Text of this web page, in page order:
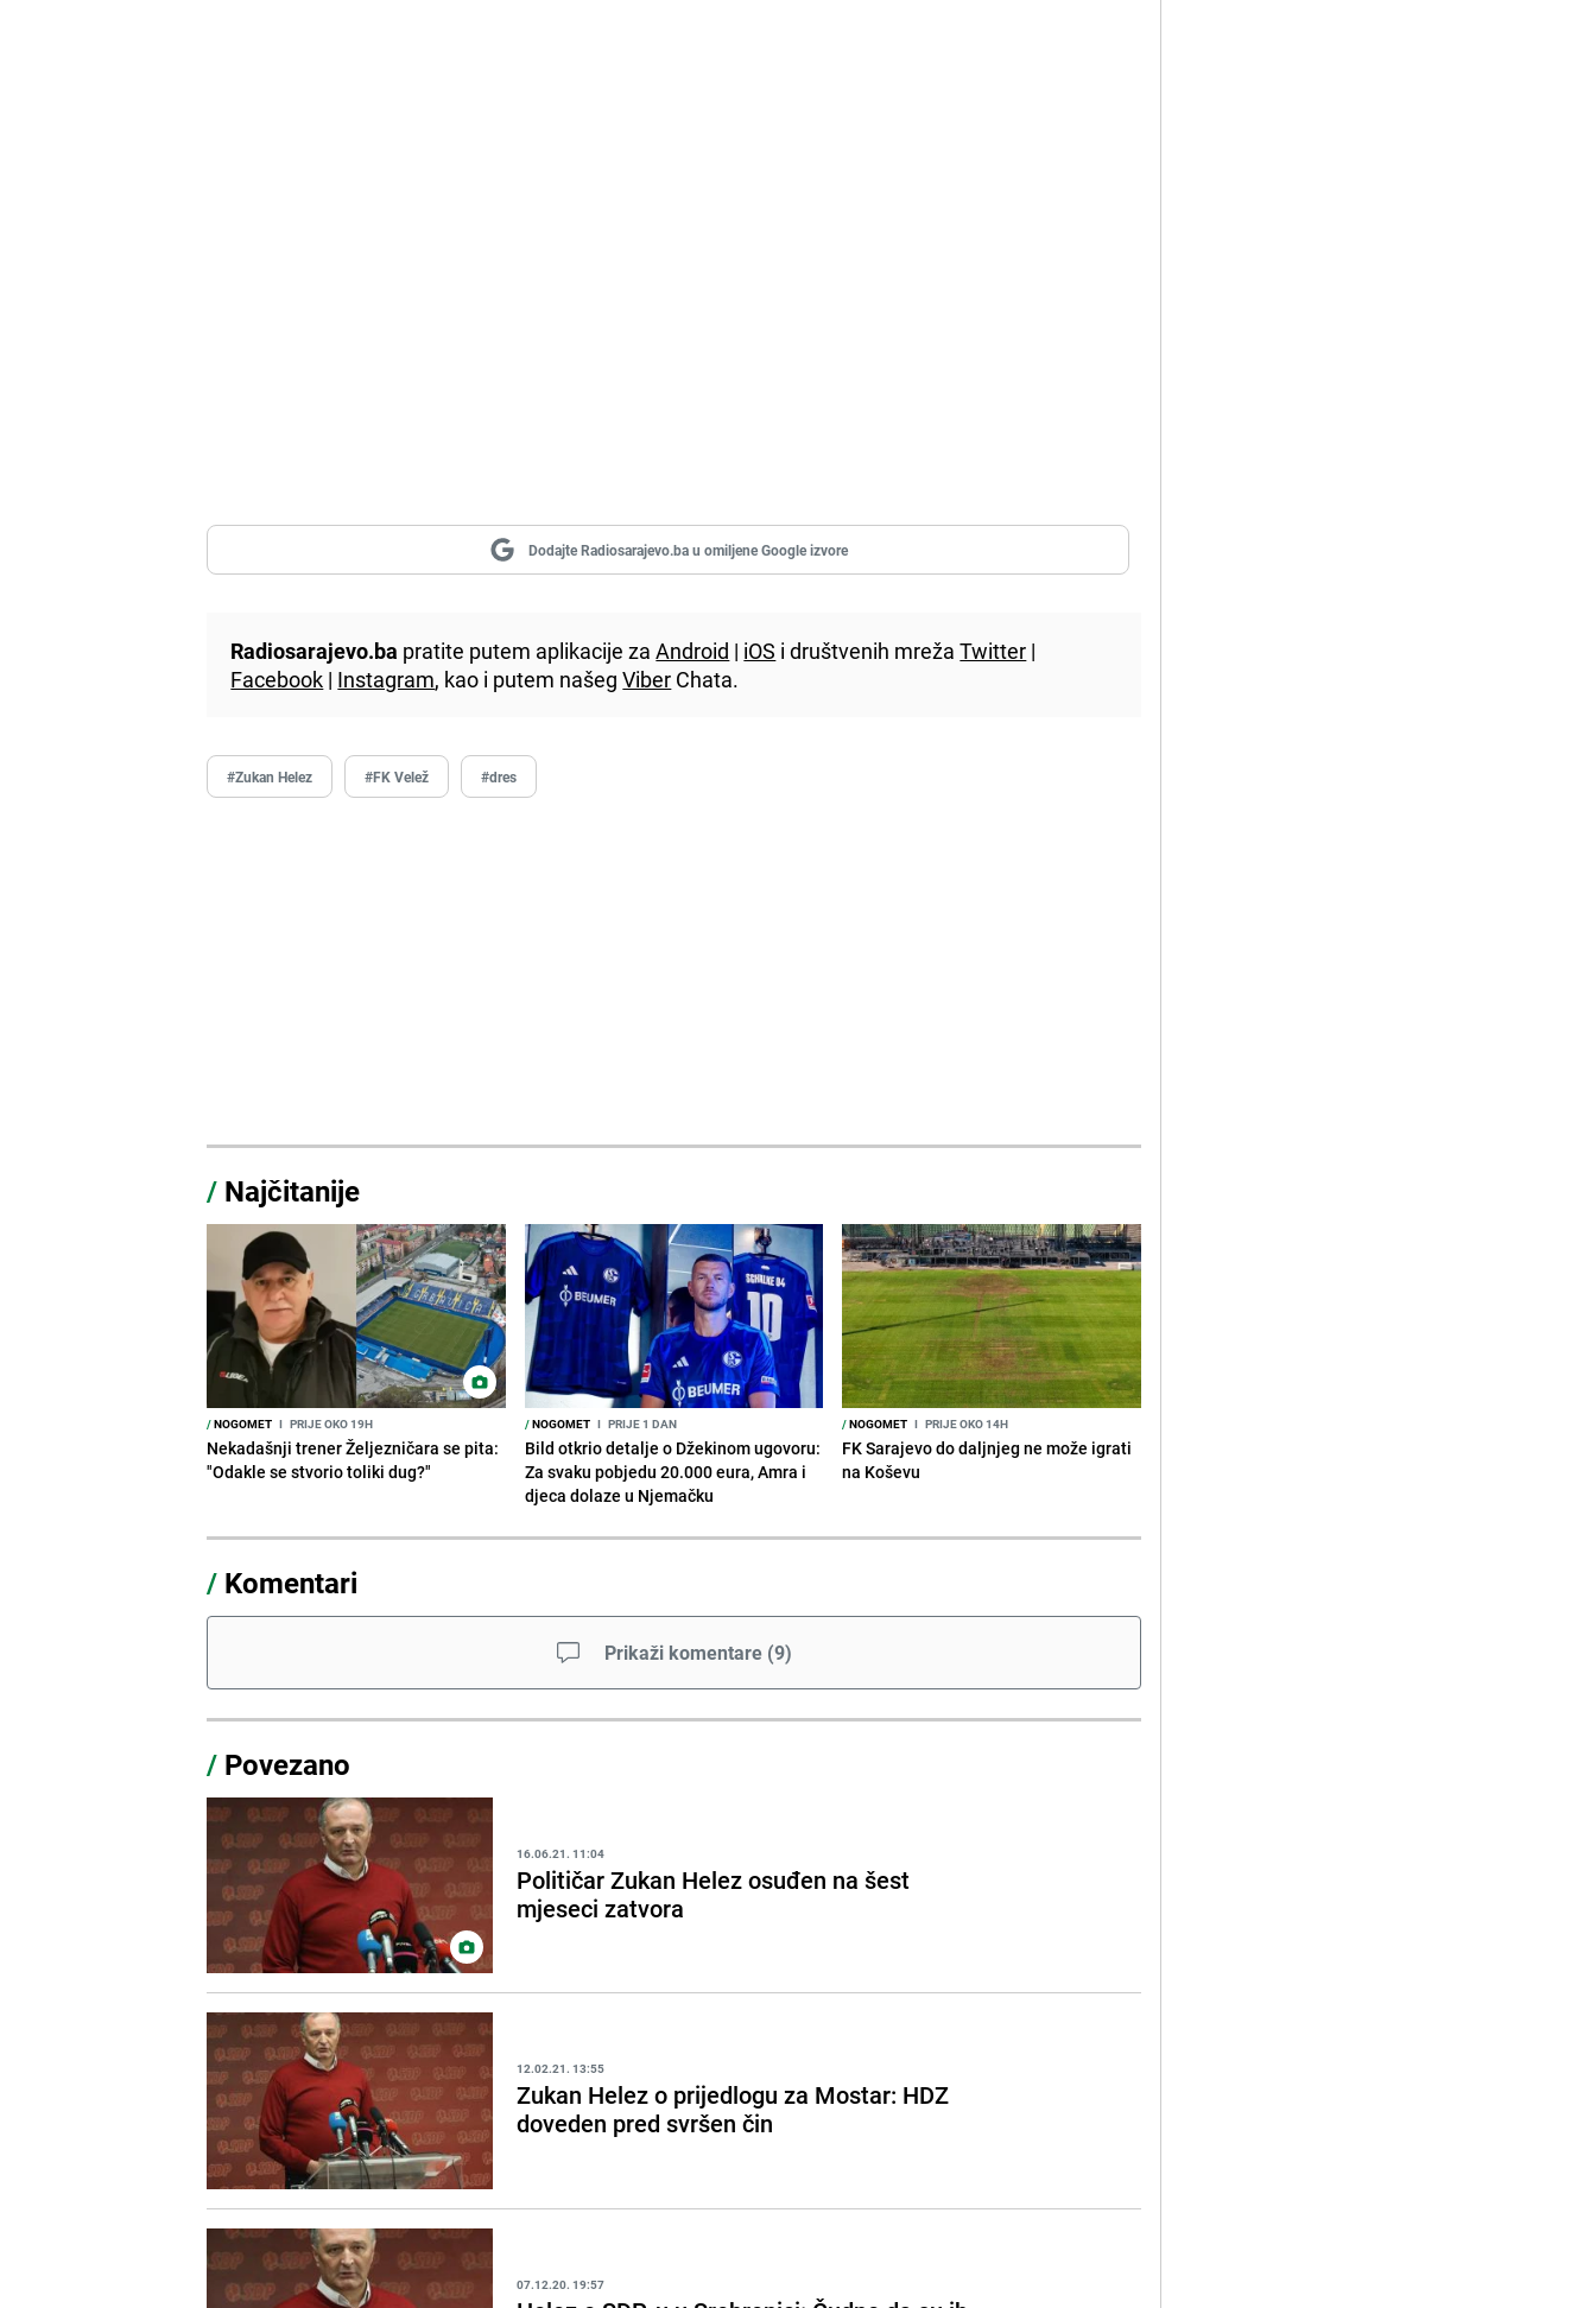
Dodajte Radiosarajevo.ba u omiljene Google izvore
Radiosarajevo.ba pratite putem aplikacije zaAndroid | iOS i društvenih mrežaTwitter |
Facebook | Instagram, kao i putem našegViber Chata.
#Zukan Helez #FK Velež #dres
/ Najčitanije
/NOGOMET I PRIJE OKO 19H
Nekadašnji trener Željezničara se pita:
"Odakle se stvorio toliki dug?"
/NOGOMET I PRIJE 1 DAN
Bild otkrio detalje o Džekinom ugovoru:
Za svaku pobjedu 20.000 eura, Amra i
djeca dolaze u Njemačku
/NOGOMET I PRIJE OKO 14H
FK Sarajevo do daljnjeg ne može igrati
na Koševu
/ Komentari
Prikaži komentare (9)
/ Povezano
16.06.21. 11:04
Političar Zukan Helez osuđen na šest
mjeseci zatvora
12.02.21. 13:55
Zukan Helez o prijedlogu za Mostar: HDZ
doveden pred svršen čin
07.12.20. 19:57